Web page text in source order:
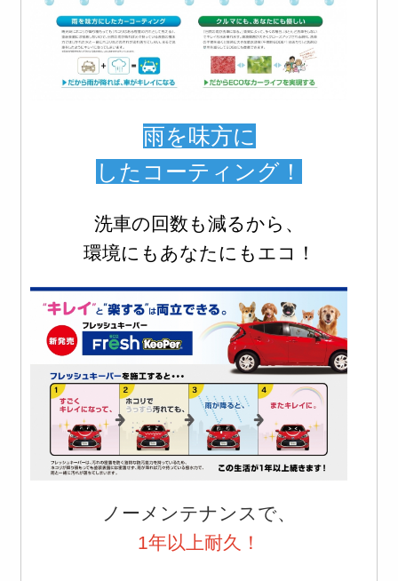
雨を味方に
した コーティング！
洗車の回数も減るから、
環境にもあなたにもエコ！
ノーメンテナンスで、
1年以上耐久！